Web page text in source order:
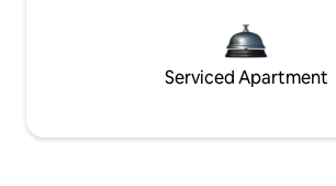
Serviced Apartment